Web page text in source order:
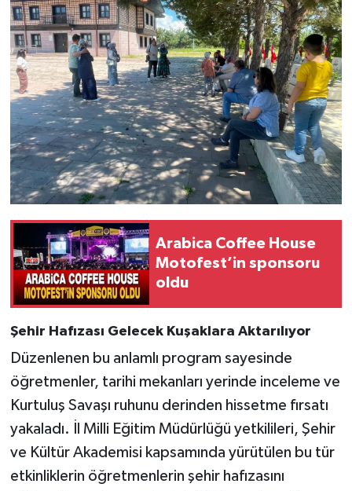
Arabica Coffee House
Motofest’in sponsoru
oldu
Şehir Hafızası Gelecek Kuşaklara Aktarılıyor
Düzenlenen bu anlamlı program sayesinde
öğretmenler, tarihi mekanları yerinde inceleme ve
Kurtuluş Savaşı ruhunu derinden hissetme fırsatı
yakaladı. İl Milli Eğitim Müdürlüğü yetkilileri, Şehir
ve Kültür Akademisi kapsamında yürütülen bu tür
etkinliklerin öğretmenlerin şehir hafızasını